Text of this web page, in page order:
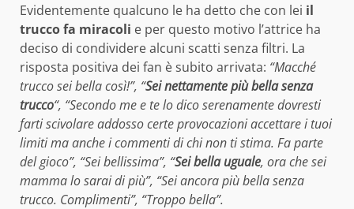
Evidentemente qualcuno le ha detto che con lei il
trucco fa miracoli e per questo motivo l’attrice ha
deciso di condividere alcuni scatti senza filtri. La
risposta positiva dei fan è subito arrivata: “Macché
trucco sei bella così!”, “Sei nettamente più bella senza
trucco“, “Secondo me e te lo dico serenamente dovresti
farti scivolare addosso certe provocazioni accettare i tuoi
limiti ma anche i commenti di chi non ti stima. Fa parte
del gioco”, “Sei bellissima”, “Sei bella uguale, ora che sei
mamma lo sarai di più”, “Sei ancora più bella senza
trucco. Complimenti”, “Troppo bella”.